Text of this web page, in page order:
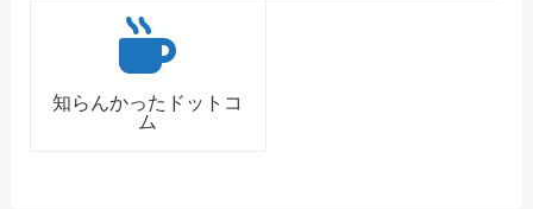
知らんかったドットコ
ム